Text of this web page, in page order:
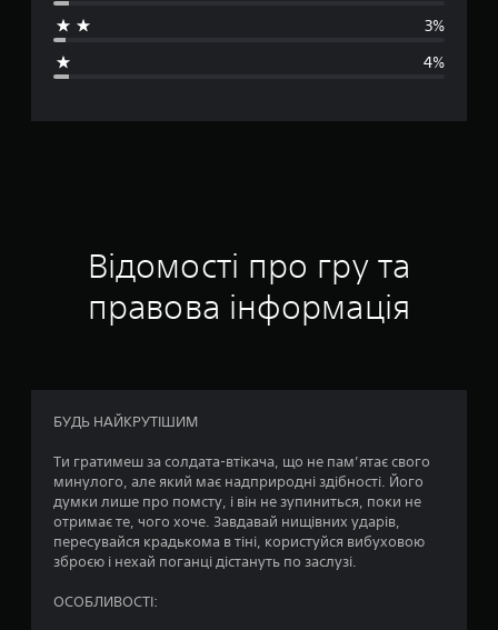
о
н
к
.
5
5
3%
4%
Відомості про гру та
правова інформація
БУДЬ НАЙКРУТІШИМ
Ти гратимеш за солдата-втікача, що не пам’ятає свого
минулого, але який має надприродні здібності. Його
думки лише про помсту, і він не зупиниться, поки не
отримає те, чого хоче. Завдавай нищівних ударів,
пересувайся крадькома в тіні, користуйся вибуховою
зброєю і нехай поганці дістануть по заслузі.
ОСОБЛИВОСТІ: